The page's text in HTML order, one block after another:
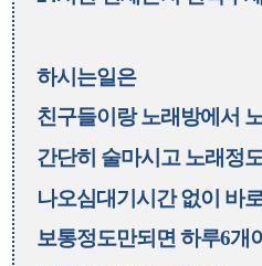
하시는일은
친구들이랑 노래방에서
간단히 술마시고 노래정
나오심대기시간 없이 바
보통정도만되면 하루6개